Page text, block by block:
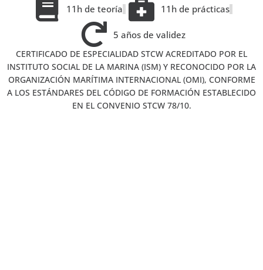
11h de teoría 11h de prácticas
5 años de validez
CERTIFICADO DE ESPECIALIDAD STCW ACREDITADO POR EL
INSTITUTO SOCIAL DE LA MARINA (ISM) Y RECONOCIDO POR LA
ORGANIZACIÓN MARÍTIMA INTERNACIONAL (OMI), CONFORME
A LOS ESTÁNDARES DEL CÓDIGO DE FORMACIÓN ESTABLECIDO
EN EL CONVENIO STCW 78/10.